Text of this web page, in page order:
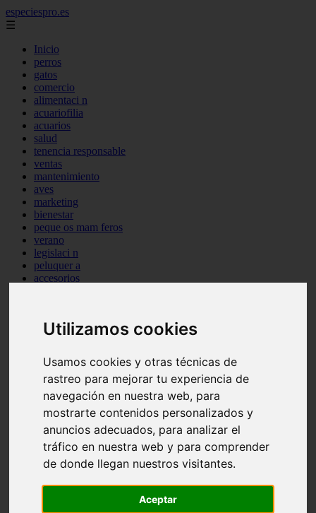
Utilizamos cookies
Usamos cookies y otras técnicas de
rastreo para mejorar tu experiencia de
navegación en nuestra web, para
mostrarte contenidos personalizados y
anuncios adecuados, para analizar el
tráfico en nuestra web y para comprender
de donde llegan nuestros visitantes.
Aceptar
especiespro.es
☰
Inicio
perros
gatos
comercio
alimentaci n
acuariofilia
acuarios
salud
tenencia responsable
ventas
mantenimiento
aves
marketing
bienestar
peque os mam feros
verano
legislaci n
peluquer a
accesorios
comportamiento
abandono
adopci n
ferias
snacks
acuario
iberzoo propet
estanques